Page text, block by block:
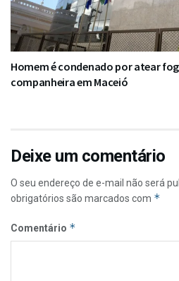
Homem é condenado por atear
companheira em Maceió
Deixe um comentário
O seu endereço de e-mail não será
obrigatórios são marcados com *
Comentário *